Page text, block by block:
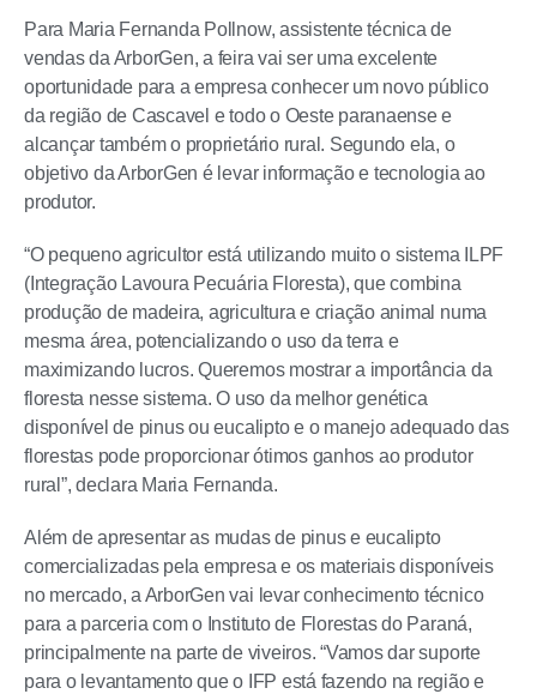
Para Maria Fernanda Pollnow, assistente técnica de
vendas da ArborGen, a feira vai ser uma excelente
oportunidade para a empresa conhecer um novo público
da região de Cascavel e todo o Oeste paranaense e
alcançar também o proprietário rural. Segundo ela, o
objetivo da ArborGen é levar informação e tecnologia ao
produtor.
“O pequeno agricultor está utilizando muito o sistema ILPF
(Integração Lavoura Pecuária Floresta), que combina
produção de madeira, agricultura e criação animal numa
mesma área, potencializando o uso da terra e
maximizando lucros. Queremos mostrar a importância da
floresta nesse sistema. O uso da melhor genética
disponível de pinus ou eucalipto e o manejo adequado das
florestas pode proporcionar ótimos ganhos ao produtor
rural”, declara Maria Fernanda.
Além de apresentar as mudas de pinus e eucalipto
comercializadas pela empresa e os materiais disponíveis
no mercado, a ArborGen vai levar conhecimento técnico
para a parceria com o Instituto de Florestas do Paraná,
principalmente na parte de viveiros. “Vamos dar suporte
para o levantamento que o IFP está fazendo na região e